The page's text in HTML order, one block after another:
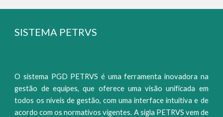
SISTEMA PETRVS
O sistema PGD PETRVS é uma ferramenta inovadora na
gestão de equipes, que oferece uma visão unificada em
todos os níveis de gestão, com uma interface intuitiva e de
acordo com os normativos vigentes. A sigla PETRVS vem de